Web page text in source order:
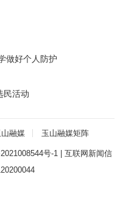
做好个人防护
民活动
山融媒 玉山融媒矩阵
号-1| 互联网新闻信